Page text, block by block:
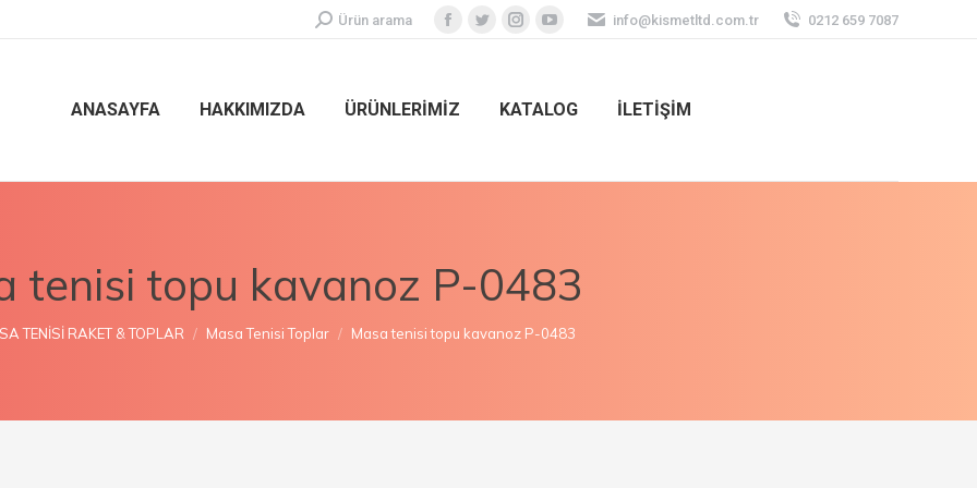
Ürün arama info@kismetltd.com.tr 0212 659 7087
ANASAYFA HAKKIMIZDA ÜRÜNLERİMİZ KATALOG İLETİŞİM
tenisi topu kavanoz P-0483
TENİSİ RAKET & TOPLAR Masa Tenisi Toplar Masa tenisi topu kavanoz P-0483